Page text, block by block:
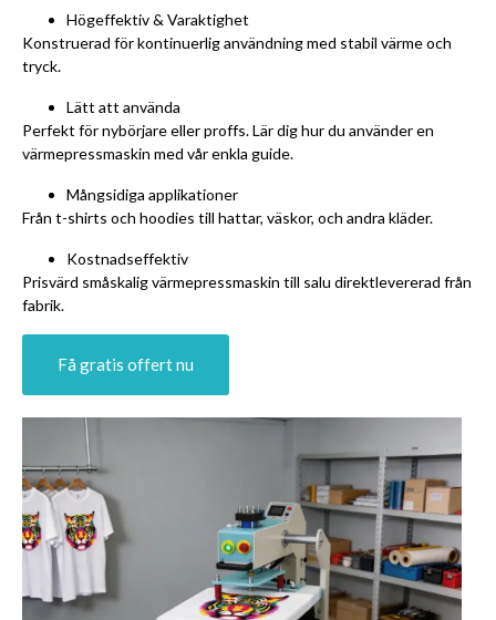
Högeffektiv & Varaktighet
Konstruerad för kontinuerlig användning med stabil värme och
tryck.
Lätt att använda
Perfekt för nybörjare eller proffs. Lär dig hur du använder en
värmepressmaskin med vår enkla guide.
Mångsidiga applikationer
Från t-shirts och hoodies till hattar, väskor, och andra kläder.
Kostnadseffektiv
Prisvärd småskalig värmepressmaskin till salu direktlevererad från
fabrik.
Få gratis offert nu